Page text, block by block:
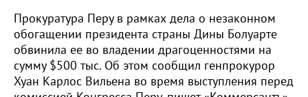
Прокуратура Перу в рамках дела о незаконном
обогащении президента страны Дины Болуарте
обвинила ее во владении драгоценностями на
сумму $500 тыс. Об этом сообщил генпрокурор
Хуан Карлос Вильена во время выступления перед